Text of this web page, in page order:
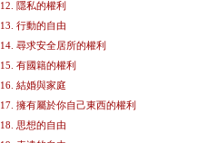
12. 隱私的權利
13. 行動的自由
14. 尋求安全居所的權利
15. 有國籍的權利
16. 結婚與家庭
17. 擁有屬於你自己東西的權利
18. 思想的自由